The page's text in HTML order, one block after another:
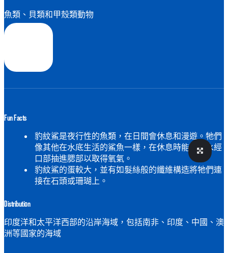
魚類、貝類和甲殼類動物
Fun Facts
豹紋鯊是夜行性的魚類，在日間會休息和漫遊。牠們
像其他在水底生活的鯊魚一樣，在休息時能將海水經
口部抽進腮部以取得氧氣。
豹紋鯊的蛋較大，並有如髮絲般的纖維構造將牠們連
接在石頭或珊瑚上。
Distribution
印度洋和太平洋西部的沿岸海域，包括南非、印度、中國、澳
洲等國家的海域